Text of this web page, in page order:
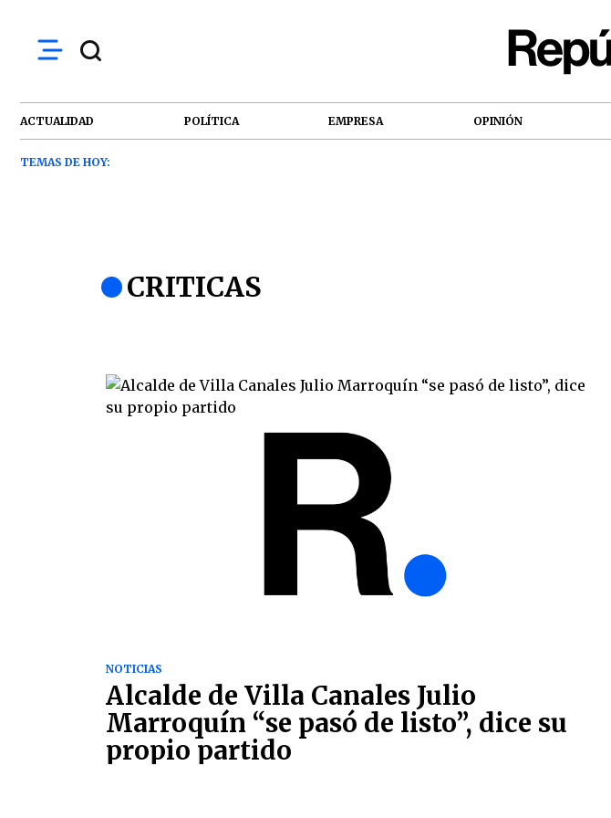
ACTUALIDAD POLÍTICA EMPRESA OPINIÓN
TEMAS DE HOY:
CRITICAS
NOTICIAS
Alcalde de Villa Canales Julio
Marroquín “se pasó de listo”, dice su
propio partido